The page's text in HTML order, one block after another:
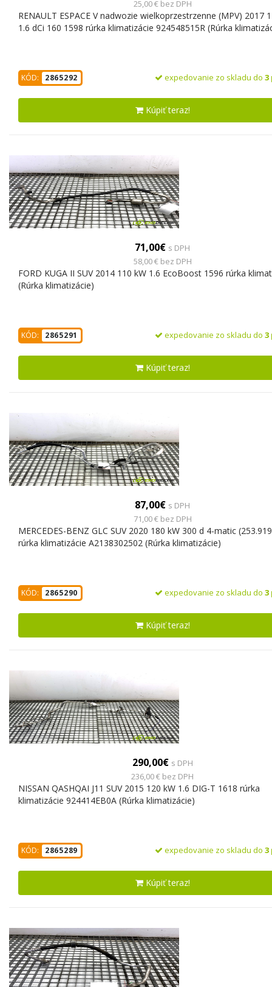
25,00 € bez DPH
RENAULT ESPACE V nadwozie wielkoprzestrzenne (MPV) 2017
1.6 dCi 160 1598 rúrka klimatizácie 924548515R (Rúrka
KÓD: 2865292 expedovanie zo skladu do 3
Kúpiť teraz!
71,00€ s DPH
58,00 € bez DPH
FORD KUGA II SUV 2014 110 kW 1.6 EcoBoost 1596 rúrka
(Rúrka klimatizácie)
KÓD: 2865291 expedovanie zo skladu do 3
Kúpiť teraz!
87,00€ s DPH
71,00 € bez DPH
MERCEDES-BENZ GLC SUV 2020 180 kW 300 d 4-matic
rúrka klimatizácie A2138302502 (Rúrka klimatizácie)
KÓD: 2865290 expedovanie zo skladu do 3
Kúpiť teraz!
290,00€ s DPH
236,00 € bez DPH
NISSAN QASHQAI J11 SUV 2015 120 kW 1.6 DIG-T 1618 rúrka
klimatizácie 924414EB0A (Rúrka klimatizácie)
KÓD: 2865289 expedovanie zo skladu do 3
Kúpiť teraz!